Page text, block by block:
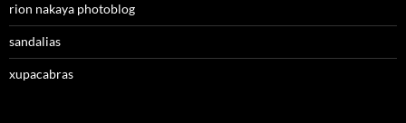
rion nakaya photoblog
sandalias
xupacabras